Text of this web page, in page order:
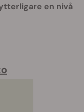
en nivå